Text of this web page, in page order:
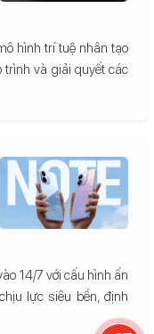
hình trí tuệ nhân tạo
và giải quyết các
14/7 với cấu hình ấn
lực siêu bền, định